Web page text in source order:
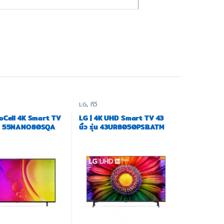
4K Smart TV
LG, ทีวี
LG | 4K UHD Smart TV 43
นิ้ว รุ่น 43UR8050PSB.ATM